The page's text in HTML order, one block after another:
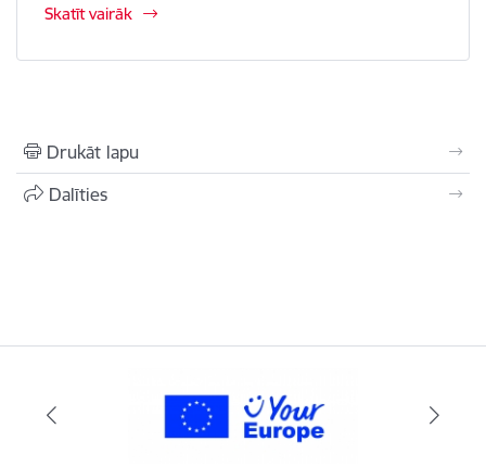
Skatīt vairāk
Drukāt lapu
Dalīties